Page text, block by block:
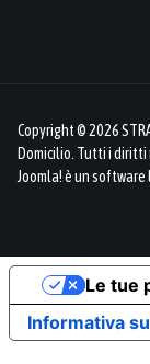
Copyright © 2026
Domicilio. Tutti i diritti
Joomla!è un
Informativa
Le tue